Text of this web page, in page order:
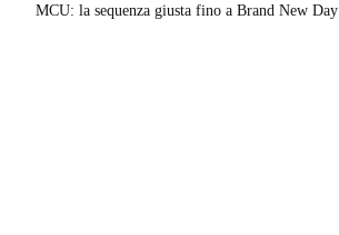
MCU: la sequenza giusta fino a Brand New Day